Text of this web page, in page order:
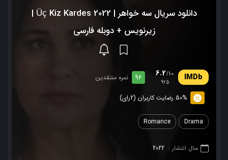
دانلود سریال سه خواهر | Üç Kiz Kardes 2022 |
زیرنویس + دوبله فارسی
6.2/10
925
96 نمره منتقدین
50% رضایت کاربران (2رای)
Drama
Romance
سال انتشار : 2022